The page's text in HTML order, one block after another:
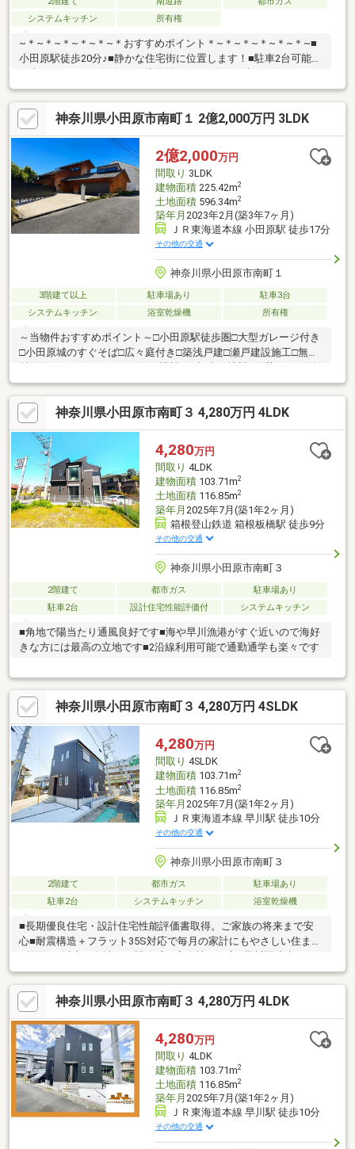
システムキッチン
所有権
~＊~＊~＊~＊~＊~＊おすすめポイント＊~＊~＊~＊~＊~＊~■
小田原駅徒歩20分♪■静かな住宅街に位置します！■駐車2台可能
（車種による）■築9年の築浅物件です！■海まで歩いて行けます
♪■釣り好きにはたまらない好立地■まず一度ご見学ください！！~
＊~＊~＊~＊~＊~＊~＊~＊~＊~＊~＊~＊~＊~＊~＊~＊~
神奈川県小田原市南町１ 2億2,000万円 3LDK
2億2,000万円
間取り 3LDK
建物面積225.42m2
土地面積596.34m2
築年月 2023年2月(築3年7ヶ月)
ＪＲ東海道本線 小田原駅 徒歩17分
その他の交通
神奈川県小田原市南町１
3階建て以上 駐車場あり
駐車3台
システムキッチン
浴室乾燥機 所有権
～当物件おすすめポイント～□小田原駅徒歩圏□大型ガレージ付き
□小田原城のすぐそば□広々庭付き□築浅戸建□瀬戸建設施工□無垢
木、防火木製外壁材□信楽焼の露天場□26帖のLDK+大型ファミリ
ークローゼット□土地180坪越
神奈川県小田原市南町３ 4,280万円 4LDK
4,280万円
間取り 4LDK
建物面積103.71m2
土地面積116.85m2
築年月 2025年7月(築1年2ヶ月)
箱根登山鉄道 箱根板橋駅 徒歩9分
その他の交通
神奈川県小田原市南町３
2階建て 都市ガス
駐車場あり
駐車2台
設計住宅性能評価付 システムキッチン
■角地で陽当たり通風良好です■海や早川漁港がすぐ近いので海好
きな方には最高の立地です■2沿線利用可能で通勤通学も楽々です
神奈川県小田原市南町３ 4,280万円 4SLDK
4,280万円
間取り 4SLDK
建物面積103.71m2
土地面積116.85m2
築年月 2025年7月(築1年2ヶ月)
ＪＲ東海道本線 早川駅 徒歩10分
その他の交通
神奈川県小田原市南町３
2階建て 都市ガス
駐車場あり
駐車2台
システムキッチン 浴室乾燥機
■長期優良住宅・設計住宅性能評価書取得。ご家族の将来まで安
心■耐震構造＋フラット35S対応で毎月の家計にもやさしい住まい
分・始発駅利用可で通勤通学も快適■LDK15畳以上＋吹抜で家族が
自然と集まる明るい空間■対面キッチン＋パントリー＋食洗機で
家事もスムーズ■WIC・SIC・床下収納付きでお部屋をすっきりキ
ープ■駐車2台可（車種による）＋宅配ボックスで共働き世帯も安
心
神奈川県小田原市南町３ 4,280万円 4LDK
4,280万円
間取り 4LDK
建物面積103.71m2
土地面積116.85m2
築年月 2025年7月(築1年2ヶ月)
ＪＲ東海道本線 早川駅 徒歩10分
その他の交通